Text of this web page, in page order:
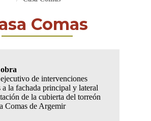
Comas
de intervenciones
a la fachada principal y lateral
de la cubierta del torreón
Comas de Argemir